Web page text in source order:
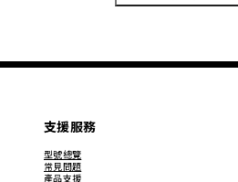
支援服務
型號總覽
常見問題
產品支援